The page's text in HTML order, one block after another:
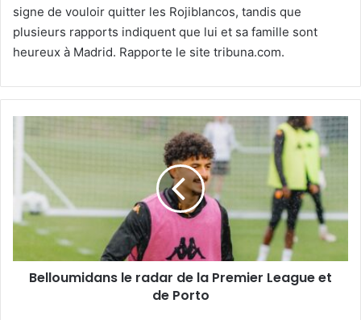
signe de vouloir quitter les Rojiblancos, tandis que
plusieurs rapports indiquent que lui et sa famille sont
heureux à Madrid. Rapporte le site tribuna.com.
radar
Premier
League
de
PortoBelloumidans le radar de la Premier League et
de Porto